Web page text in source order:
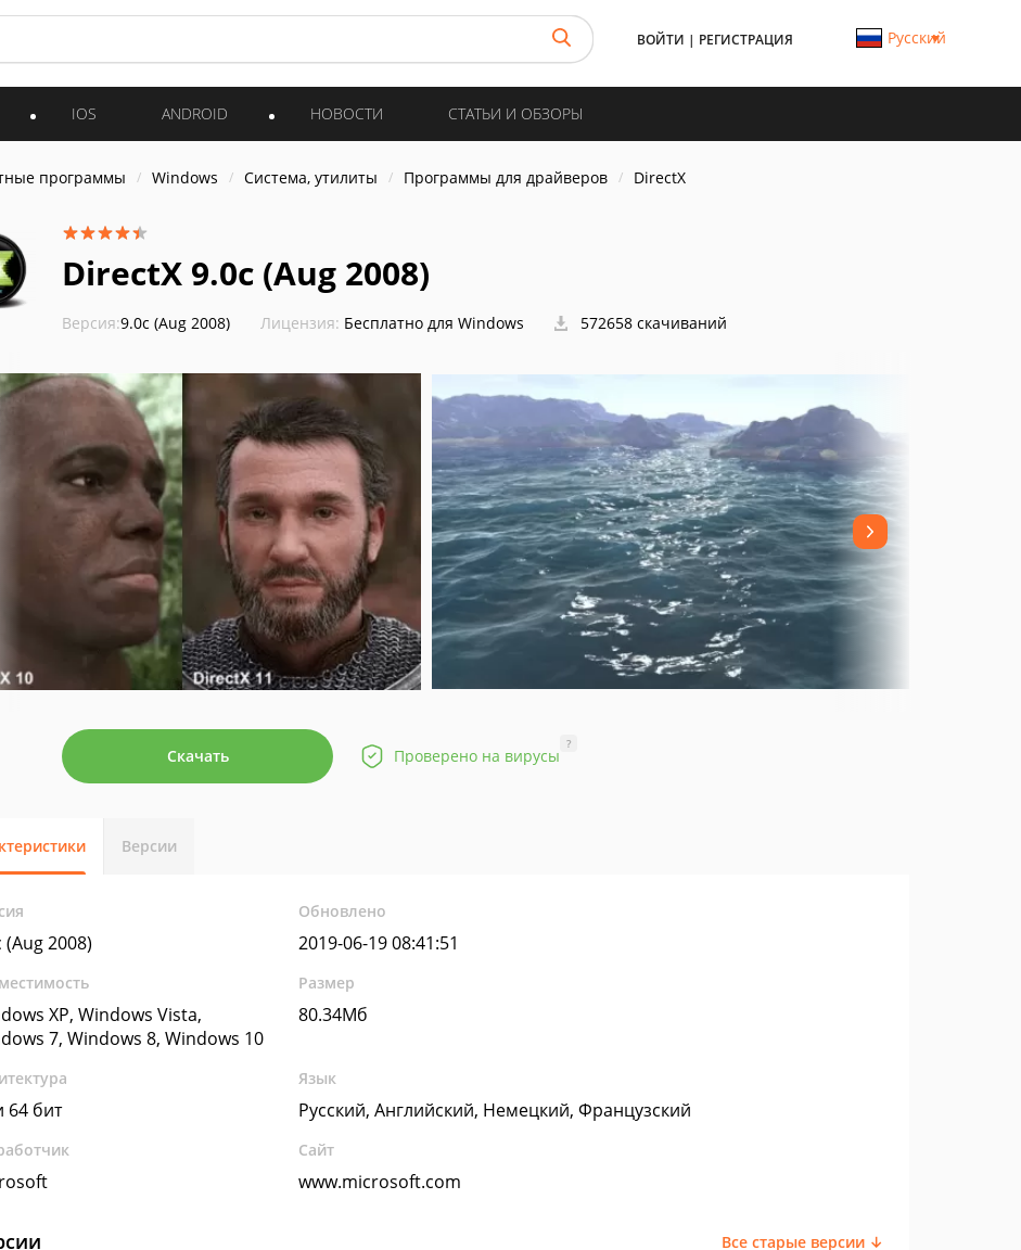
ВОЙТИ | РЕГИСТРАЦИЯ Русский
IOS ANDROID НОВОСТИ СТАТЬИ И ОБЗОРЫ
программы Windows Система, утилиты Программы для драйверов DirectX
DirectX 9.0c (Aug 2008)
Версия:9.0c (Aug 2008) Лицензия: Бесплатно для Windows 572658 скачиваний
Скачать Проверено на вирусы
?
Версии
(Aug 2008)
Обновлено
2019-06-19 08:41:51
XP, Windows Vista,
7, Windows 8, Windows 10
Размер
80.34Мб
64 бит
Язык
Русский, Английский, Немецкий, Французский
Сайт
www.microsoft.com
Все старые версии ↓